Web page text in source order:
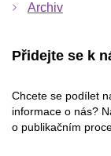
Archiv
Přidejte se k
Chcete se podílet
informace o nás?
o publikačním